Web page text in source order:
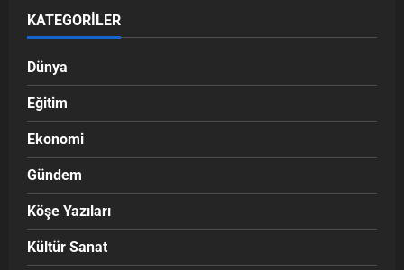
KATEGORILER
Dünya
Eğitim
Ekonomi
Gündem
Köşe Yazıları
Kültür Sanat